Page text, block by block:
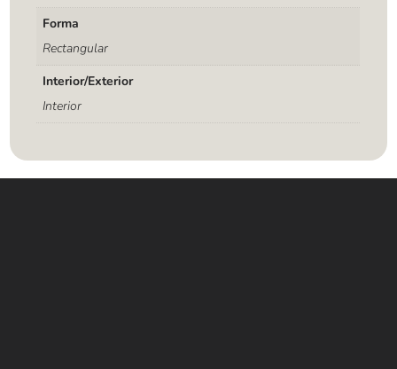
Forma
Rectangular
Interior/Exterior
Interior